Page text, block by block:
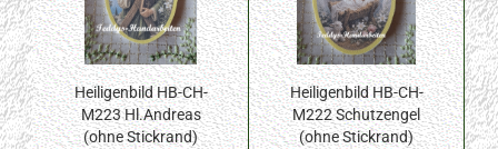
Heiligenbild HB-CH-
M223 Hl.Andreas
(ohne Stickrand)
Heiligenbild HB-CH-
M222 Schutzengel
(ohne Stickrand)